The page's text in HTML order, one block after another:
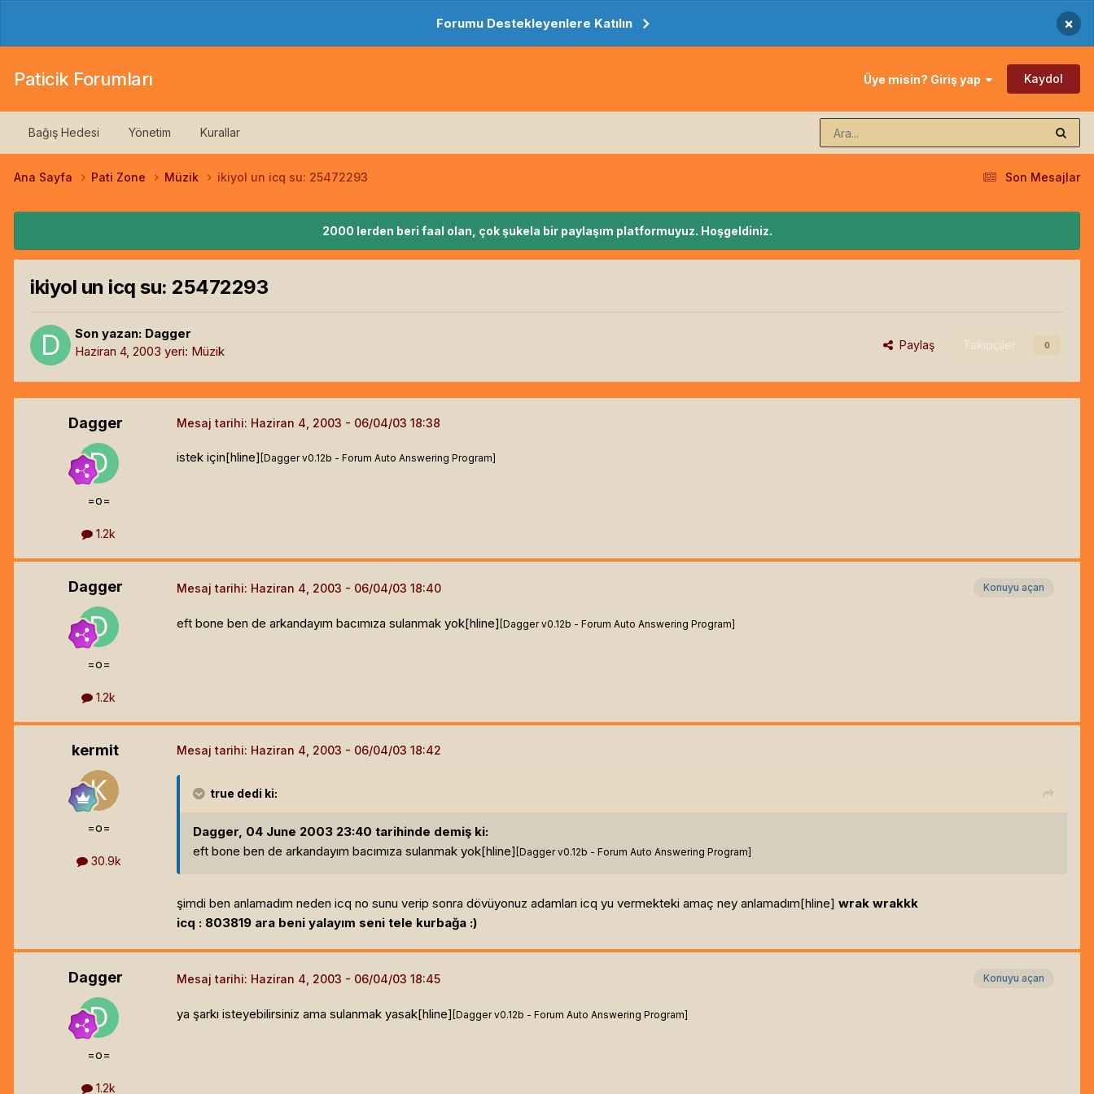
Forumu Destekleyenlere Katılın ×
Paticik Forumları Üye misin? Giriş yap Kaydol
Bağış Hedesi Yönetim Kurallar
Son Mesajlar
Ana Sayfa Pati Zone Müzik ikiyol un icq su: 25472293
2000 lerden beri faal olan, çok şukela bir paylaşım platformuyuz. Hoşgeldiniz.
ikiyol un icq su: 25472293
Son yazan: Dagger
Haziran 4, 2003 yeri: Müzik Paylaş Takipçiler 0
Dagger
=o=
1.2k
Mesaj tarihi: Haziran 4, 2003
istek için[hline] [Dagger v0.12b - Forum Auto Answering Program]
Dagger
=o=
1.2k
Konuyu açan
Mesaj tarihi: Haziran 4, 2003
eft bone ben de arkandayım bacımıza sulanmak yok[hline] [Dagger v0.12b - Forum Auto Answering Program]
kermit
=o=
30.9k
Mesaj tarihi: Haziran 4, 2003
true dedi ki:
Dagger, 04 June 2003 23:40 tarihinde demiş ki:
eft bone ben de arkandayım bacımıza sulanmak yok[hline] [Dagger v0.12b - Forum Auto Answering Program]
şimdi ben anlamadım neden icq no sunu verip sonra dövüyonuz adamları icq yu vermekteki amaç ney anlamadım[hline] wrak wrakkk
icq : 803819 ara beni yalayım seni tele kurbağa :)
Dagger
=o=
1.2k
Konuyu açan
Mesaj tarihi: Haziran 4, 2003
ya şarkı isteyebilirsiniz ama sulanmak yasak[hline] [Dagger v0.12b - Forum Auto Answering Program]